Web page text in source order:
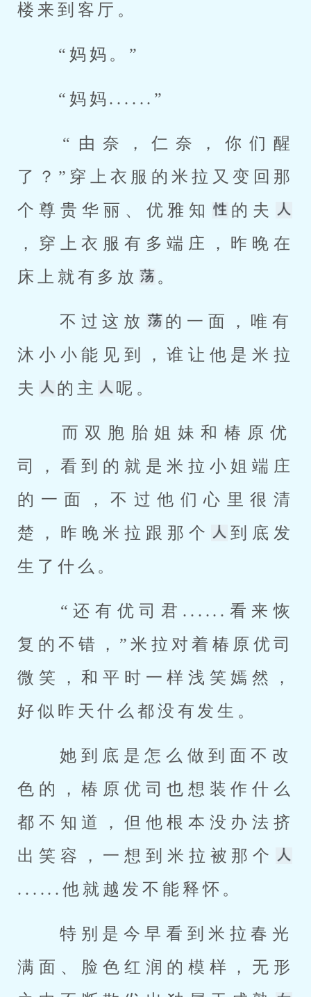
楼来到客厅。
“妈妈。”
“妈妈......”
了？”穿上衣服的米拉又变回那
个尊贵华丽、优雅知
的夫
，穿上衣服有多端庄，昨晚在
床上就有多放
。
不过这放
的一面，唯有
沐小小能见到，谁让他是米拉
夫
的主 呢。
司，看到的就是米拉小姐端庄
的一面，不过他们心里很清
楚，昨晚米拉跟那个
到底发
生了什么。
复的不错，”米拉对着椿原优司
微笑，和平时一样浅笑嫣然，
好似昨天什么都没有发生。
色的，椿原优司也想装作什么
都不知道，但他根本没办法挤
出笑容，一想到米拉被那个
......他就越发不能释怀。
满面、脸色红润的模样，无形